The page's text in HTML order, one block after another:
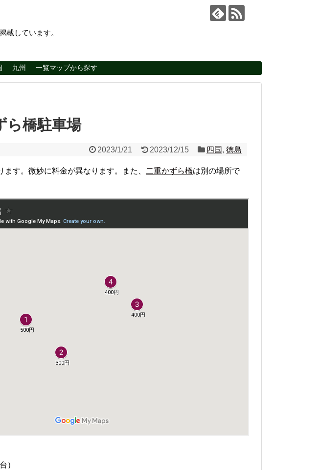
載しています。
九州 一覧マップから探す
ら橋駐車場
2023/1/21 2023/12/15 四国 , 徳島
ます。微妙に料金が異なります。また、 二重かずら橋は別の場所で
）